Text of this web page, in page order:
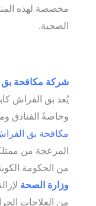
مخصصة لهذه
الصحية.
شركة مكافحة
يُعد بق الفراش
وخاصةً الفنادق
مكافحة بق
المزعجة من
من الحكومة
وزارة الصحة
من العلاجات